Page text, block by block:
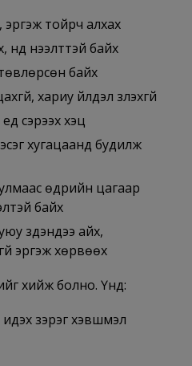
тойрч алхах
нүд нээлттэй байх
байх
хариу үйлдэл үзүүлэхгүй
сэрээх хэцүү
хугацаанд будилж
өдрийн цагаар
байх
зүүдэндээ айх,
эргэж хөрвөөх
хийж болно. Үүнд:
зэрэг хэвшмэл